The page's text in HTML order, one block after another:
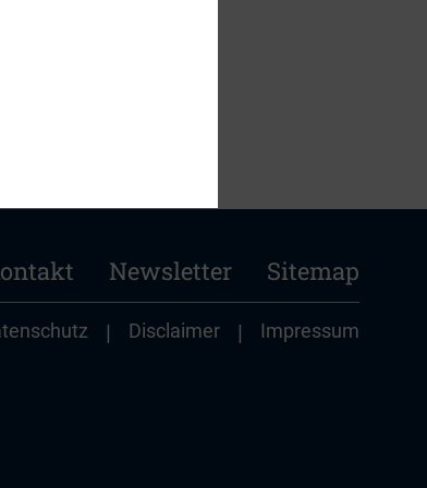
Newsletter Sitemap
| Disclaimer | Impressum